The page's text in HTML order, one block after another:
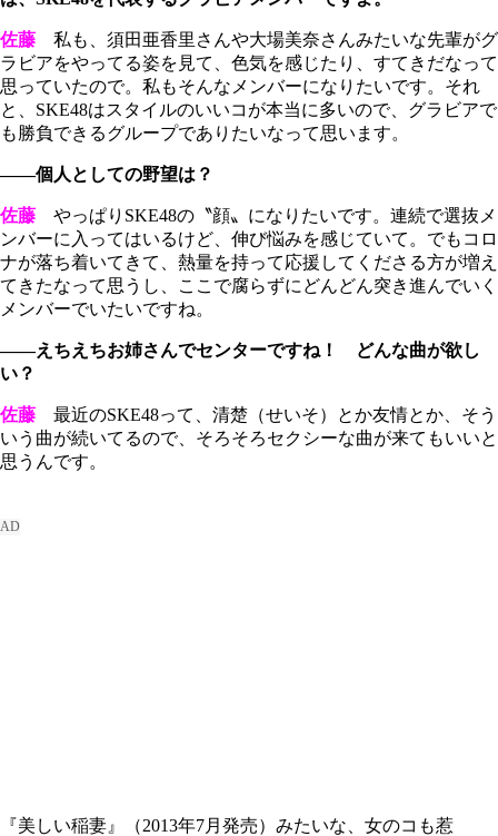
佐藤 私も、須田亜香里さんや大場美奈さんみたいな先輩がグ
ラビアをやってる姿を見て、色気を感じたり、すてきだなって
思っていたので。私もそんなメンバーになりたいです。それ
と、SKE48はスタイルのいいコが本当に多いので、グラビアで
も勝負できるグループでありたいなって思います。
――個人としての野望は？
佐藤 やっぱりSKE48の〝顔〟になりたいです。連続で選抜メ
ンバーに入ってはいるけど、伸び悩みを感じていて。でもコロ
ナが落ち着いてきて、熱量を持って応援してくださる方が増え
てきたなって思うし、ここで腐らずにどんどん突き進んでいく
メンバーでいたいですね。
――えちえちお姉さんでセンターですね！ どんな曲が欲し
い？
佐藤 最近のSKE48って、清楚（せいそ）とか友情とか、そう
いう曲が続いてるので、そろそろセクシーな曲が来てもいいと
思うんです。
『美しい稲妻』（2013年7月発売）みたいな、女のコも惹